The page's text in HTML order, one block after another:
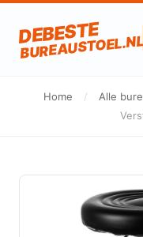
DEBESTE
Home / Alle